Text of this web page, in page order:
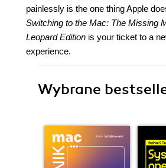
painlessly is the one thing Apple
Switching to the Mac: The Missing
Leopard Edition is your ticket to a
experience.
Wybrane